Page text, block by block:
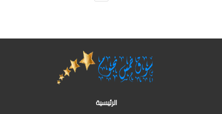
الرئيسية